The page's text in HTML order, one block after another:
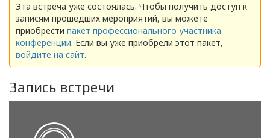
Эта встреча уже состоялась. Чтобы получить доступ к
записям прошедших мероприятий, вы можете
приобрести пакет профессионального участника
конференции. Если вы уже приобрели этот пакет,
войдите на сайт.
Запись встречи